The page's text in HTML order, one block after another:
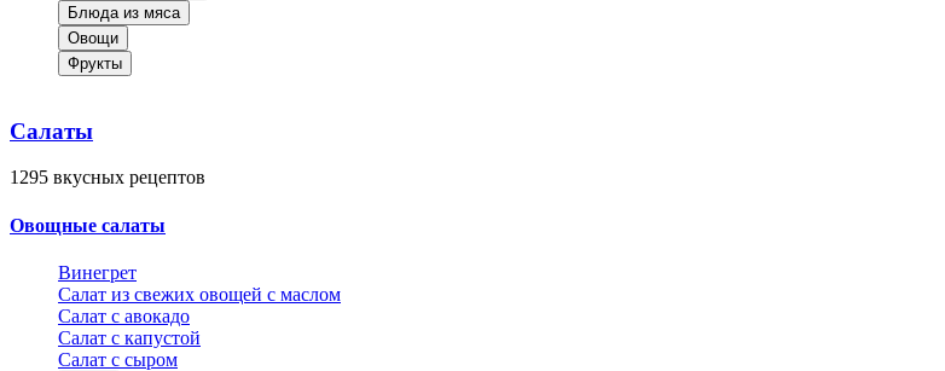
Блюда из мяса
Овощи
Фрукты
Салаты
1295 вкусных рецептов
Овощные салаты
Винегрет
Салат из свежих овощей с маслом
Салат с авокадо
Салат с капустой
Салат с сыром